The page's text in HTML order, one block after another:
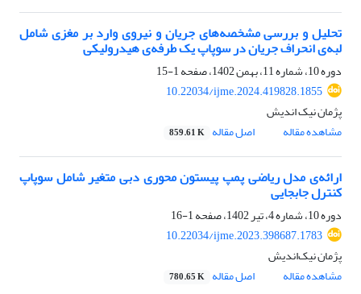
تحلیل و بررسی مشخصه‌های جریان و نیروی وارد بر مغزی شامل
لبه‌ی انحراف جریان در سوپاپ یک طرفه‌ی هیدرولیکی
دوره 10، شماره 11، بهمن 1402، صفحه
1-15
10.22034/ijme.2024.419828.1855
پژمان نیک اندیش
مشاهده مقاله
اصل مقاله 859.61 K
ارائه‌ی مدل ریاضی پمپ پیستون محوری دبی متغیر شامل سوپاپ
کنترل جابجایی
دوره 10، شماره 4، تیر 1402، صفحه
1-16
10.22034/ijme.2023.398687.1783
پژمان نیک‌اندیش
مشاهده مقاله
اصل مقاله 780.65 K